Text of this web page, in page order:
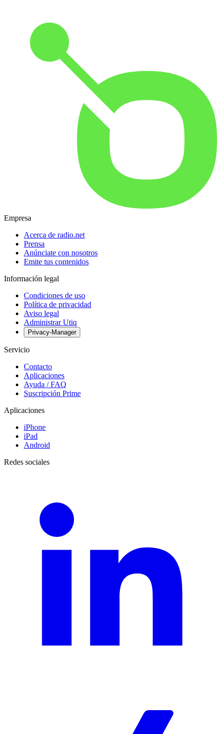
Empresa
Acerca de radio.net
Prensa
Anúnciate con nosotros
Emite tus contenidos
Información legal
Condiciones de uso
Política de privacidad
Aviso legal
Administrar Utiq
Privacy-Manager
Servicio
Contacto
Aplicaciones
Ayuda / FAQ
Suscripción Prime
Aplicaciones
iPhone
iPad
Android
Redes sociales